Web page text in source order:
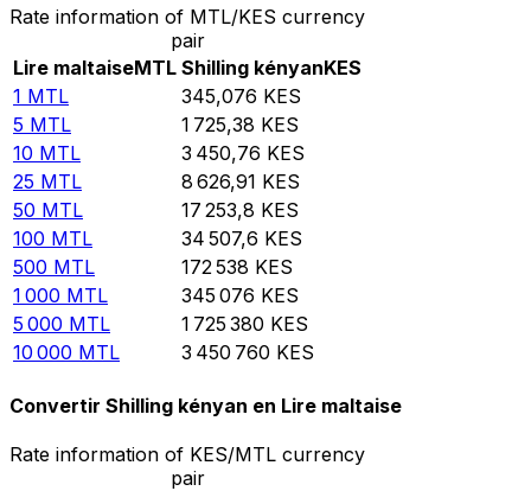
Rate information of MTL/KES currency
pair
Lire maltaiseMTL Shilling kényanKES
1 MTL 345,076 KES
5 MTL 1 725,38 KES
10 MTL 3 450,76 KES
25 MTL 8 626,91 KES
50 MTL 17 253,8 KES
100 MTL 34 507,6 KES
500 MTL 172 538 KES
1 000 MTL 345 076 KES
5 000 MTL 1 725 380 KES
10 000 MTL 3 450 760 KES
Convertir Shilling kényan en Lire maltaise
Rate information of KES/MTL currency
pair